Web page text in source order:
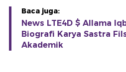
Baca juga:
News LTE4D $ Allama
Biografi Karya Sastra
Akademik